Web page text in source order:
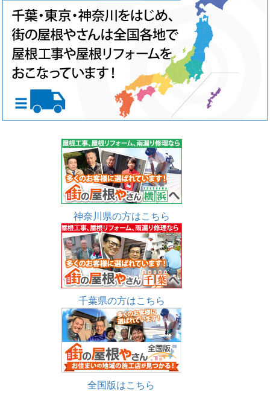
神奈川県の方はこちら
千葉県の方はこちら
全国版はこちら